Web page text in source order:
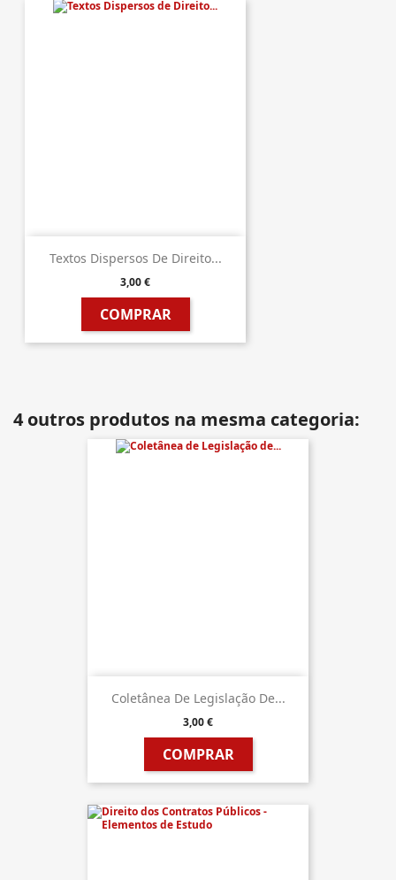
Textos Dispersos De Direito...
3,00 €
COMPRAR
4 outros produtos na mesma categoria:
Coletânea De Legislação De...
3,00 €
COMPRAR